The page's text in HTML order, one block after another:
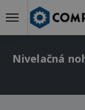
Nivelačná